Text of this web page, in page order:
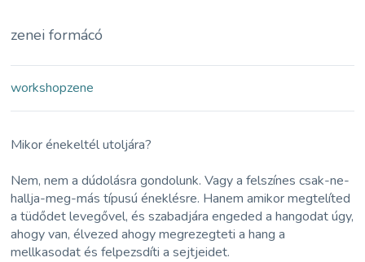
zenei formácó
workshopzene
Mikor énekeltél utoljára?
Nem, nem a dúdolásra gondolunk. Vagy a felszínes csak-ne-
hallja-meg-más típusú éneklésre. Hanem amikor megtelíted
a tüdődet levegővel, és szabadjára engeded a hangodat úgy,
ahogy van, élvezed ahogy megrezegteti a hang a
mellkasodat és felpezsdíti a sejtjeidet.